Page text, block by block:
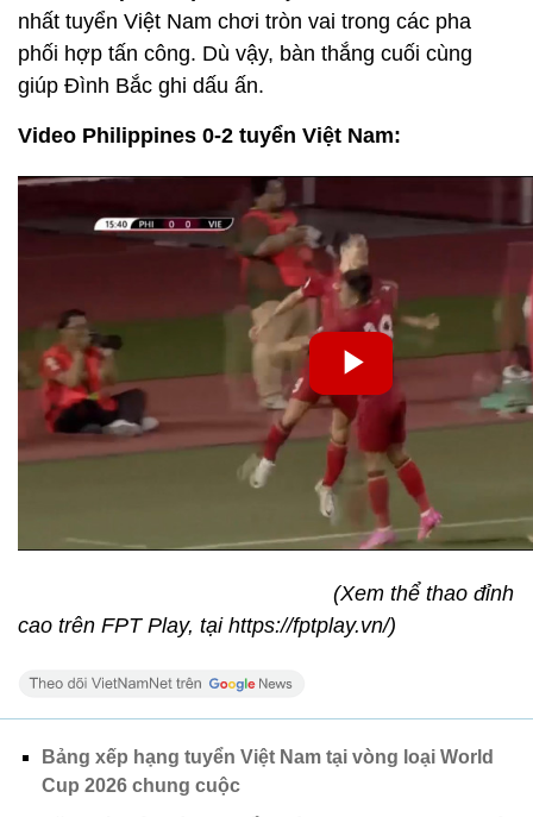
nhất tuyển Việt Nam chơi tròn vai trong các pha
phối hợp tấn công. Dù vậy, bàn thắng cuối cùng
giúp Đình Bắc ghi dấu ấn.
Video Philippines 0-2 tuyển Việt Nam:
(Xem thể thao đỉnh
cao trên FPT Play, tại https://fptplay.vn/)
Bảng xếp hạng tuyển Việt Nam tại vòng loại World
Cup 2026 chung cuộc